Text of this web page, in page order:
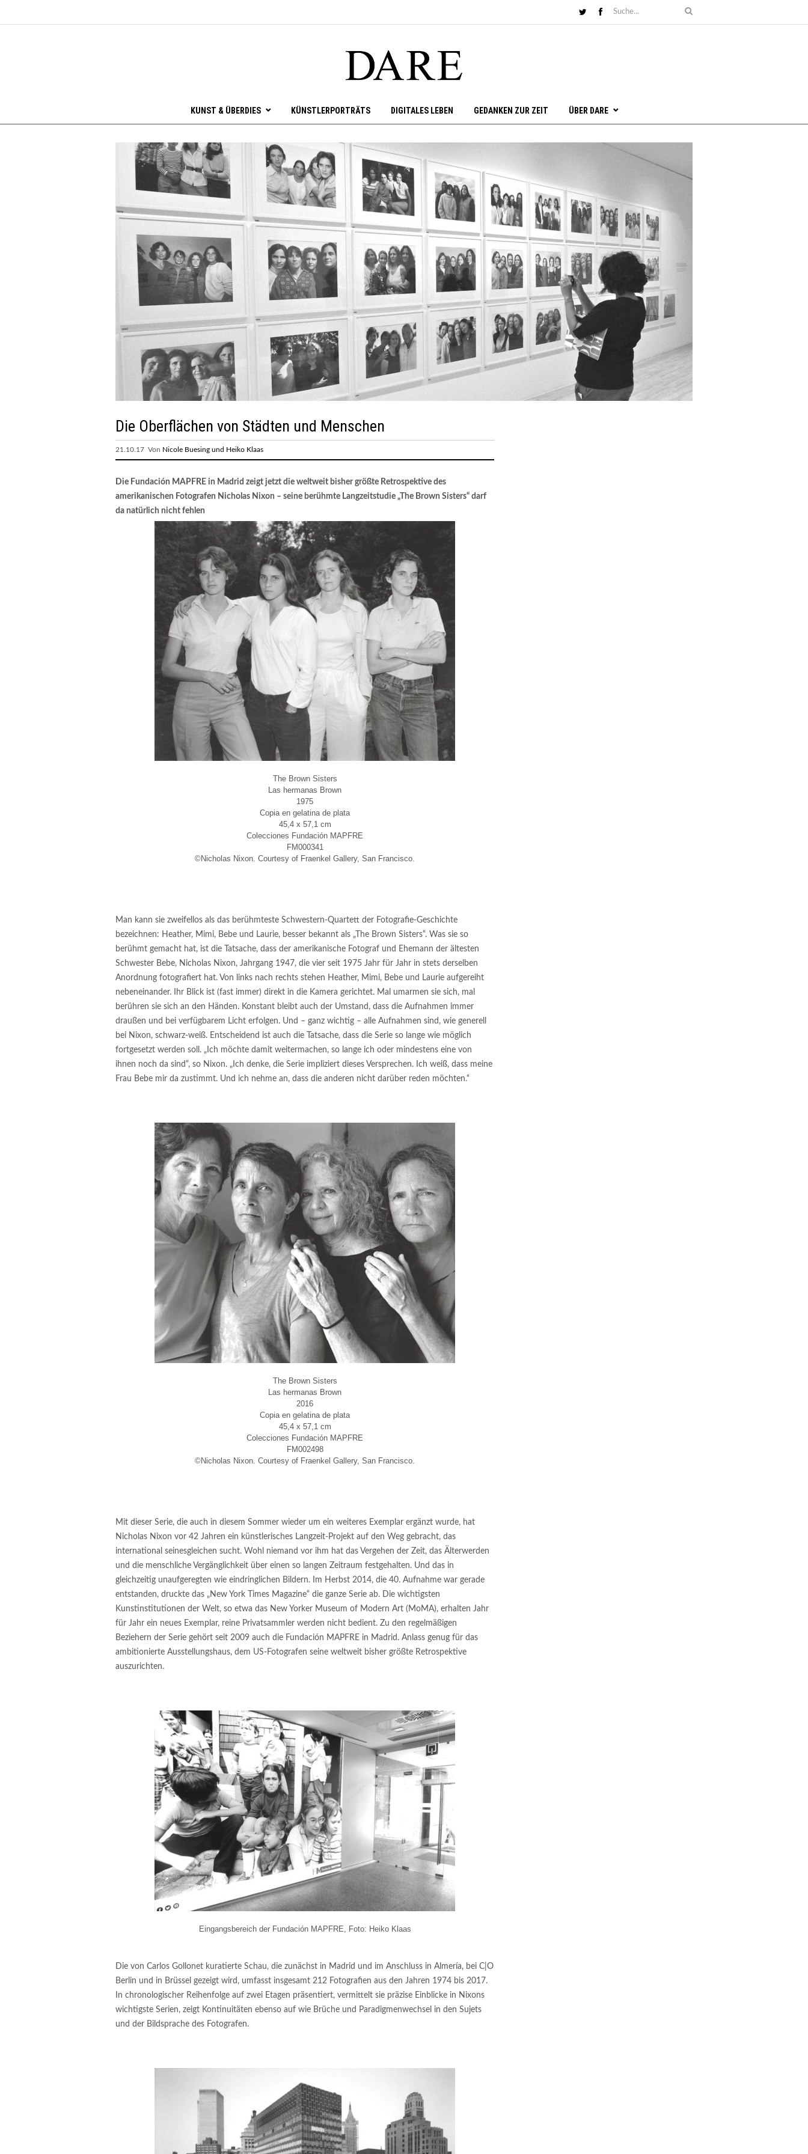
KUNST & ÜBERDIES KÜNSTLERPORTRÄTS DIGITALES LEBEN GEDANKEN ZUR ZEIT ÜBER DARE
Die Oberflächen von Städten und Menschen
21.10.17 Von Nicole Buesing und Heiko Klaas
Die Fundación MAPFRE in Madrid zeigt jetzt die weltweit bisher größte Retrospektive des
amerikanischen Fotografen Nicholas Nixon – seine berühmte Langzeitstudie „The Brown Sisters“ darf
da natürlich nicht fehlen
The Brown Sisters
Las hermanas Brown
1975
Copia en gelatina de plata
45,4 x 57,1 cm
Colecciones Fundación MAPFRE
FM000341
©Nicholas Nixon. Courtesy of Fraenkel Gallery, San Francisco.
Man kann sie zweifellos als das berühmteste Schwestern-Quartett der Fotografie-Geschichte
bezeichnen: Heather, Mimi, Bebe und Laurie, besser bekannt als „The Brown Sisters“. Was sie so
berühmt gemacht hat, ist die Tatsache, dass der amerikanische Fotograf und Ehemann der ältesten
Schwester Bebe, Nicholas Nixon, Jahrgang 1947, die vier seit 1975 Jahr für Jahr in stets derselben
Anordnung fotografiert hat. Von links nach rechts stehen Heather, Mimi, Bebe und Laurie aufgereiht
nebeneinander. Ihr Blick ist (fast immer) direkt in die Kamera gerichtet. Mal umarmen sie sich, mal
berühren sie sich an den Händen. Konstant bleibt auch der Umstand, dass die Aufnahmen immer
draußen und bei verfügbarem Licht erfolgen. Und – ganz wichtig – alle Aufnahmen sind, wie generell
bei Nixon, schwarz-weiß. Entscheidend ist auch die Tatsache, dass die Serie so lange wie möglich
fortgesetzt werden soll. „Ich möchte damit weitermachen, so lange ich oder mindestens eine von
ihnen noch da sind“, so Nixon. „Ich denke, die Serie impliziert dieses Versprechen. Ich weiß, dass meine
Frau Bebe mir da zustimmt. Und ich nehme an, dass die anderen nicht darüber reden möchten.“
The Brown Sisters
Las hermanas Brown
2016
Copia en gelatina de plata
45,4 x 57,1 cm
Colecciones Fundación MAPFRE
FM002498
©Nicholas Nixon. Courtesy of Fraenkel Gallery, San Francisco.
Mit dieser Serie, die auch in diesem Sommer wieder um ein weiteres Exemplar ergänzt wurde, hat
Nicholas Nixon vor 42 Jahren ein künstlerisches Langzeit-Projekt auf den Weg gebracht, das
international seinesgleichen sucht. Wohl niemand vor ihm hat das Vergehen der Zeit, das Älterwerden
und die menschliche Vergänglichkeit über einen so langen Zeitraum festgehalten. Und das in
gleichzeitig unaufgeregten wie eindringlichen Bildern. Im Herbst 2014, die 40. Aufnahme war gerade
entstanden, druckte das „New York Times Magazine“ die ganze Serie ab. Die wichtigsten
Kunstinstitutionen der Welt, so etwa das New Yorker Museum of Modern Art (MoMA), erhalten Jahr
für Jahr ein neues Exemplar, reine Privatsammler werden nicht bedient. Zu den regelmäßigen
Beziehern der Serie gehört seit 2009 auch die Fundación MAPFRE in Madrid. Anlass genug für das
ambitionierte Ausstellungshaus, dem US-Fotografen seine weltweit bisher größte Retrospektive
auszurichten.
Eingangsbereich der Fundación MAPFRE, Foto: Heiko Klaas
Die von Carlos Gollonet kuratierte Schau, die zunächst in Madrid und im Anschluss in Almería, bei C|O
Berlin und in Brüssel gezeigt wird, umfasst insgesamt 212 Fotografien aus den Jahren 1974 bis 2017.
In chronologischer Reihenfolge auf zwei Etagen präsentiert, vermittelt sie präzise Einblicke in Nixons
wichtigste Serien, zeigt Kontinuitäten ebenso auf wie Brüche und Paradigmenwechsel in den Sujets
und der Bildsprache des Fotografen.